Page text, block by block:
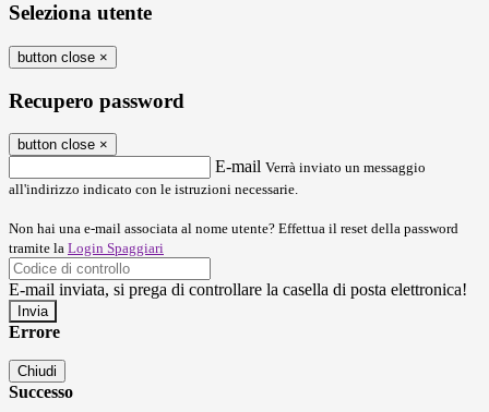
Seleziona utente
button close ×
Recupero password
button close ×
E-mail Verrà inviato un messaggio
all'indirizzo indicato con le istruzioni necessarie.
Non hai una e-mail associata al nome utente? Effettua il reset della password
tramite la Login Spaggiari
E-mail inviata, si prega di controllare la casella di posta elettronica!
Errore
Chiudi
Successo